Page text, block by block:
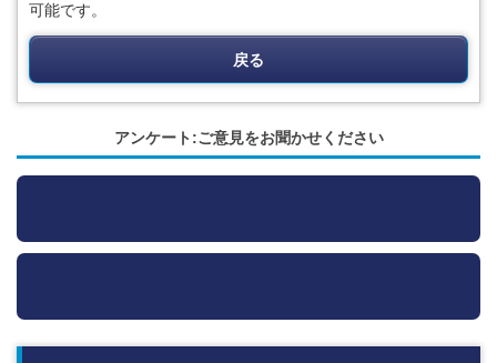
可能です。
戻る
アンケート:ご意見をお聞かせください